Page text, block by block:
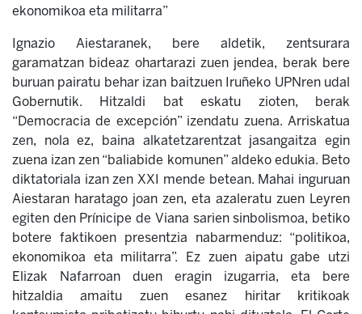
ekonomikoa eta militarra”
Ignazio Aiestaranek, bere aldetik, zentsurara
garamatzan bideaz ohartarazi zuen jendea, berak bere
buruan pairatu behar izan baitzuen Iruñeko UPNren udal
Gobernutik. Hitzaldi bat eskatu zioten, berak
“Democracia de excepción” izendatu zuena. Arriskatua
zen, nola ez, baina alkatetzarentzat jasangaitza egin
zuena izan zen “baliabide komunen” aldeko edukia. Beto
diktatoriala izan zen XXI mende betean. Mahai inguruan
Aiestaran haratago joan zen, eta azaleratu zuen Leyren
egiten den Prínicipe de Viana sarien sinbolismoa, betiko
botere faktikoen presentzia nabarmenduz: “politikoa,
ekonomikoa eta militarra”. Ez zuen aipatu gabe utzi
Elizak Nafarroan duen eragin izugarria, eta bere
hitzaldia amaitu zuen esanez hiritar kritikoak